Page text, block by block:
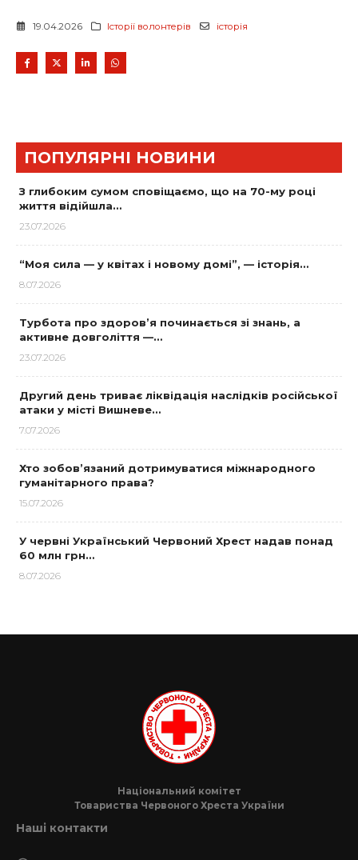
19.04.2026 Історії волонтерів історія
ПОПУЛЯРНІ НОВИНИ
З глибоким сумом сповіщаємо, що на 70-му році
життя відійшла…
23.07.2026
“Моя сила — у квітах і новому домі”, — історія…
8.07.2026
Турбота про здоров’я починається зі знань, а
активне довголіття —…
23.07.2026
Другий день триває ліквідація наслідків російської
атаки у місті Вишневе…
7.07.2026
Хто зобов’язаний дотримуватися міжнародного
гуманітарного права?
15.07.2026
У червні Український Червоний Хрест надав понад
60 млн грн…
8.07.2026
Національний комітет
Товариства Червоного Хреста України
Наші контакти